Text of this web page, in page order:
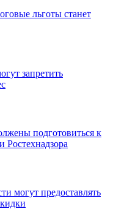
льготы станет
запретить
подготовиться к
Ростехнадзора
могут предоставлять